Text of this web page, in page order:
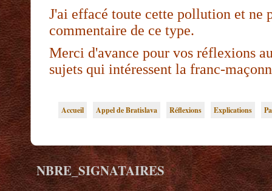
J'ai effacé toute cette pollution et ne
commentaire de ce type.
Merci d'avance pour vos réflexions
sujets qui intéressent la franc-
Accueil Appel de Bratislava Réflexions Explications
NBRE_SIGNATAIRES